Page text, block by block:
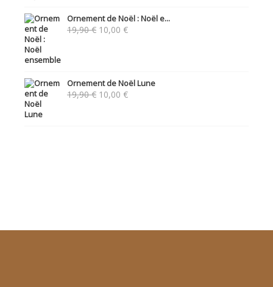
Ornement de Noël : Noël e...
19,90€ Le
10,00 €Le
Ornement de Noël Lune
19,90€ Le
10,00 €Le